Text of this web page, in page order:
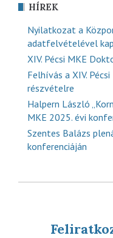
HÍREK
Nyilatkozat a
adatfelvételével
XIV. Pécsi MKE
Felhívás a XIV.
részvételre
Halpern László
MKE 2025. évi
Szentes Balázs
konferenciáján